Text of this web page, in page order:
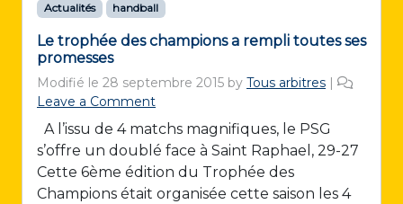
Actualités handball
Le trophée des champions a rempli toutes ses
promesses
Modifié le 28 septembre 2015 by Tous arbitres
Leave a Comment
A l’issu de 4 matchs magnifiques, le PSG
s’offre un doublé face à Saint Raphael, 29-27
Cette 6ème édition du Trophée des
Champions était organisée cette saison les 4